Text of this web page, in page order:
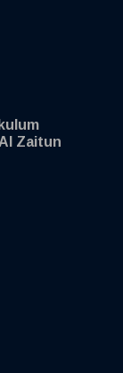
Zaitun